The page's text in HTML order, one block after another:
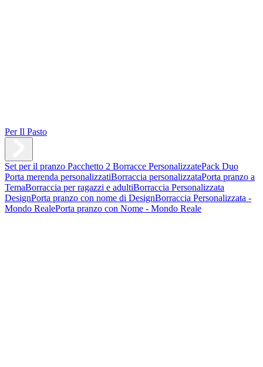
Per Il Pasto
Set per il pranzo Pacchetto 2 Borracce PersonalizzatePack Duo
Porta merenda personalizzatiBorraccia personalizzataPorta pranzo a
TemaBorraccia per ragazzi e adultiBorraccia Personalizzata
DesignPorta pranzo con nome di DesignBorraccia Personalizzata -
Mondo RealePorta pranzo con Nome - Mondo Reale